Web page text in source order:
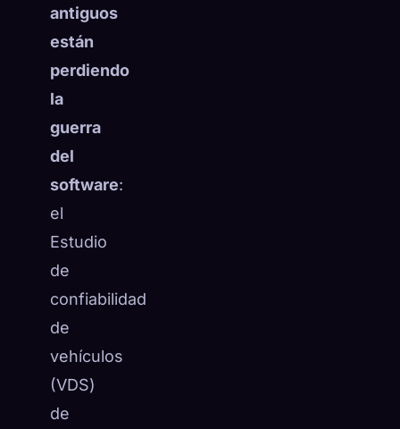
antiguos
están
perdiendo
la
guerra
del
software:
el
Estudio
de
confiabilidad
de
vehículos
(VDS)
de